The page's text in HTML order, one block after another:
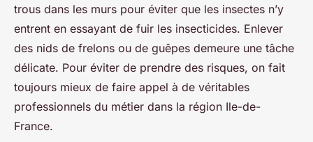
trous dans les murs pour éviter que les insectes n’y
entrent en essayant de fuir les insecticides. Enlever
des nids de frelons ou de guêpes demeure une tâche
délicate. Pour éviter de prendre des risques, on fait
toujours mieux de faire appel à de véritables
professionnels du métier dans la région Ile-de-
France.